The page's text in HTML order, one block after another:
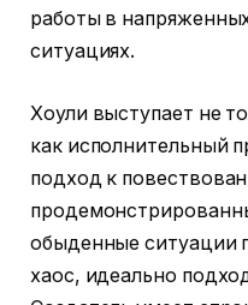
работы в
ситуациях.
Хоули выступает не
как исполнительный
подход к
обыденные ситуации
хаос, идеально